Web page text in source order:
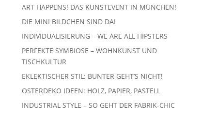
ART HAPPENS! DAS KUNSTEVENT IN MÜNCHEN!
DIE MINI BILDCHEN SIND DA!
INDIVIDUALISIERUNG – WE ARE ALL HIPSTERS
PERFEKTE SYMBIOSE – WOHNKUNST UND
TISCHKULTUR
EKLEKTISCHER STIL: BUNTER GEHT’S NICHT!
OSTERDEKO IDEEN: HOLZ, PAPIER, PASTELL
INDUSTRIAL STYLE – SO GEHT DER FABRIK-CHIC